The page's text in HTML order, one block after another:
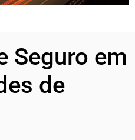
Seguro em
de